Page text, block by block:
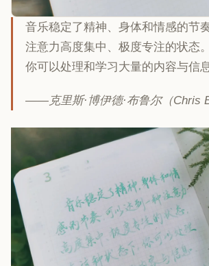
音乐稳定了精神、身体和情感的节
注意力高度集中、极度专注的状态
你可以处理和学习大量的内容与信息
——克里斯·博伊德·布鲁尔（Chris